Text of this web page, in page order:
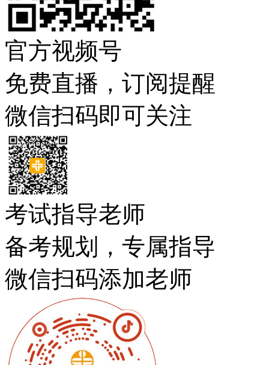
官方视频号
免费直播，订阅提醒
微信扫码即可关注
考试指导老师
备考规划，专属指导
微信扫码添加老师